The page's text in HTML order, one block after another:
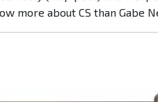
more about CS than Gabe